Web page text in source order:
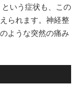
いう症状も、この
られます。神経整
ような突然の痛み